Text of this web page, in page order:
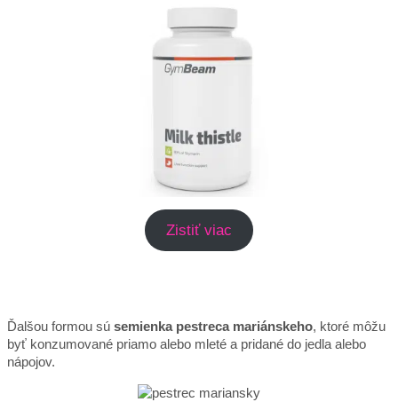
Zistiť viac
Ďalšou formou sú semienka pestreca mariánskeho, ktoré môžu
byť konzumované priamo alebo mleté a pridané do jedla alebo
nápojov.